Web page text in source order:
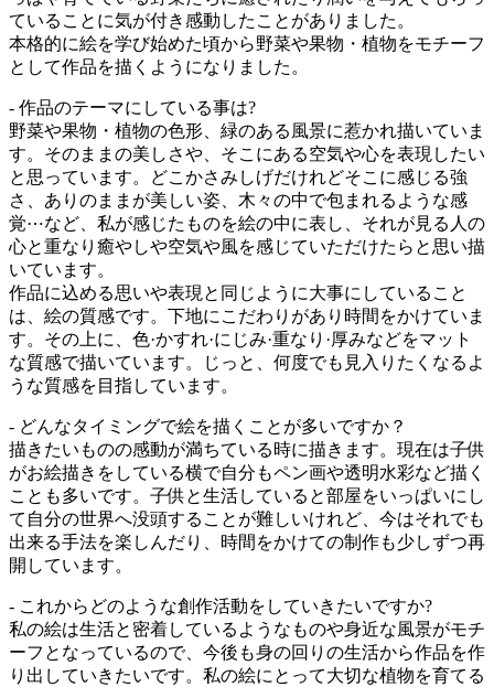
ていることに気が付き感動したことがありました。
本格的に絵を学び始めた頃から野菜や果物・植物をモチーフ
として作品を描くようになりました。
- 作品のテーマにしている事は?
野菜や果物・植物の色形、緑のある風景に惹かれ描いていま
す。そのままの美しさや、そこにある空気や心を表現したい
と思っています。どこかさみしげだけれどそこに感じる強
さ、ありのままが美しい姿、木々の中で包まれるような感
覚⋯など、私が感じたものを絵の中に表し、それが見る人の
心と重なり癒やしや空気や風を感じていただけたらと思い描
いています。
作品に込める思いや表現と同じように大事にしていること
は、絵の質感です。下地にこだわりがあり時間をかけていま
す。その上に、色·かすれ·にじみ·重なり·厚みなどをマット
な質感で描いています。じっと、何度でも見入りたくなるよ
うな質感を目指しています。
- どんなタイミングで絵を描くことが多いですか？
描きたいものの感動が満ちている時に描きます。現在は子供
がお絵描きをしている横で自分もペン画や透明水彩など描く
ことも多いです。子供と生活していると部屋をいっぱいにし
て自分の世界へ没頭することが難しいけれど、今はそれでも
出来る手法を楽しんだり、時間をかけての制作も少しずつ再
開しています。
- これからどのような創作活動をしていきたいですか?
私の絵は生活と密着しているようなものや身近な風景がモチ
ーフとなっているので、今後も身の回りの生活から作品を作
り出していきたいです。私の絵にとって大切な植物を育てる